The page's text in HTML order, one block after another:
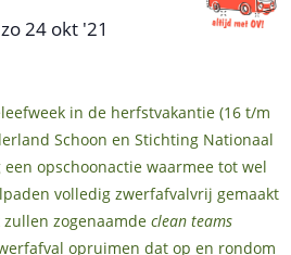
zo 24 okt '21
in de herfstvakantie (16 t/m
Schoon en Stichting Nationaal
opschoonactie waarmee tot wel
volledig zwerfafvalvrij gemaakt
zogenaamde clean teams
opruimen dat op en rondom